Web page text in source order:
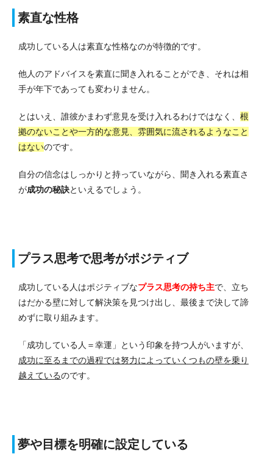
素直な性格
成功している人は素直な性格なのが特徴的です。
他人のアドバイスを素直に聞き入れることができ、それは相
手が年下であっても変わりません。
とはいえ、誰彼かまわず意見を受け入れるわけではなく、 根
拠のないことや一方的な意見、雰囲気に流されるようなこと
はないのです。
自分の信念はしっかりと持っていながら、聞き入れる素直さ
が成功の秘訣といえるでしょう。
プラス思考で思考がポジティブ
成功している人はポジティブなプラス思考の持ち主で、立ち
はだかる壁に対して解決策を見つけ出し、最後まで決して諦
めずに取り組みます。
「成功している人＝幸運」という印象を持つ人がいますが、
成功に至るまでの過程では努力によっていくつもの壁を乗り
越えているのです。
夢や目標を明確に設定している